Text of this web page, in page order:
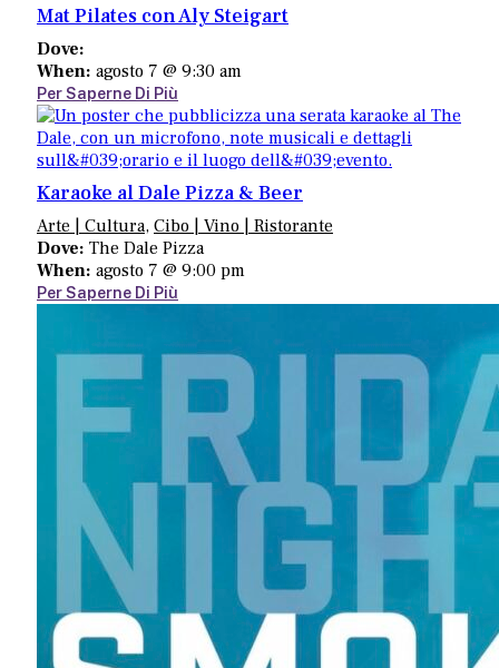
Mat Pilates con Aly Steigart
Dove:
When: agosto 7 @ 9:30 am
Per Saperne Di Più
Karaoke al Dale Pizza & Beer
Arte | Cultura, Cibo | Vino | Ristorante
Dove: The Dale Pizza
When: agosto 7 @ 9:00 pm
Per Saperne Di Più